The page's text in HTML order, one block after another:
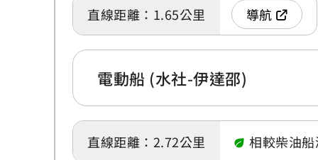
直線距離：1.65公里 導航
電動船 (水社-伊達邵)
直線距離：2.72公里 相較柴油